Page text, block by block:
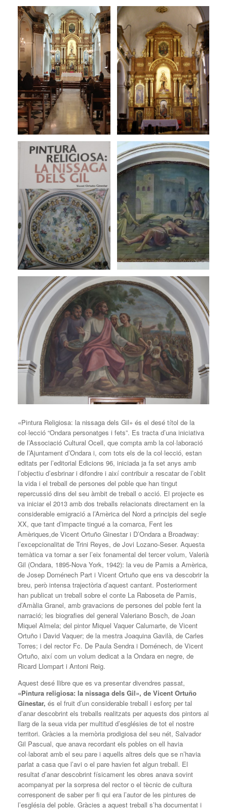
«Pintura Religiosa: la nissaga dels Gil» és el desé títol de la
col·lecció “Ondara personatges i fets”. Es tracta d’una iniciativa
de l’Associació Cultural Ocell, que compta amb la col·laboració
de l’Ajuntament d’Ondara i, com tots els de la col·lecció, estan
editats per l’editorial Edicions 96, iniciada ja fa set anys amb
l’objectiu d’esbrinar i difondre i així contribuir a rescatar de l’oblit
la vida i el treball de persones del poble que han tingut
repercussió dins del seu àmbit de treball o acció. El projecte es
va iniciar el 2013 amb dos treballs relacionats directament en la
considerable emigració a l’Amèrica del Nord a principis del segle
XX, que tant d’impacte tingué a la comarca, Fent les
Amèriques,de Vicent Ortuño Ginestar i D’Ondara a Broadway:
l’excepcionalitat de Trini Reyes, de Jovi Lozano-Seser. Aquesta
temàtica va tornar a ser l’eix fonamental del tercer volum, Valerià
Gil (Ondara, 1895-Nova York, 1942): la veu de Pamis a Amèrica,
de Josep Doménech Part i Vicent Ortuño que ens va descobrir la
breu, però intensa trajectòria d’aquest cantant. Posteriorment
han publicat un treball sobre el conte La Raboseta de Pamis,
d’Amàlia Granel, amb gravacions de persones del poble fent la
narració; les biografies del general Valeriano Bosch, de Joan
Miquel Almela; del pintor Miquel Vaquer Calumarte, de Vicent
Ortuño i David Vaquer; de la mestra Joaquina Gavilà, de Carles
Torres; i del rector Fc. De Paula Sendra i Doménech, de Vicent
Ortuño, així com un volum dedicat a la Ondara en negre, de
Ricard Llompart i Antoni Reig.
Aquest desé llibre que es va presentar divendres passat,
«Pintura religiosa: la nissaga dels Gil», de Vicent Ortuño
Ginestar, és el fruit d’un considerable treball i esforç per tal
d’anar descobrint els treballs realitzats per aquests dos pintors al
llarg de la seua vida per multitud d’esglésies de tot el nostre
territori. Gràcies a la memòria prodigiosa del seu nét, Salvador
Gil Pascual, que anava recordant els pobles on ell havia
col·laborat amb el seu pare i aquells altres dels que se n’havia
parlat a casa que l’avi o el pare havien fet algun treball. El
resultat d’anar descobrint físicament les obres anava sovint
acompanyat per la sorpresa del rector o el tècnic de cultura
corresponent de saber per fi qui era l’autor de les pintures de
l’església del poble. Gràcies a aquest treball s’ha documentat i